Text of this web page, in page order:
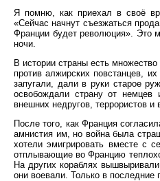
Я помню, как приехал в своё
«Сейчас начнут съезжаться
Франции будет революция». Это
ночи.
В истории страны есть
против алжирских повстанцев,
запугали, дали в руки старое
освобождали страну от
внешних недругов, террористов и
После того, как Франция
амнистия им, но война была
хотели эмигрировать вместе с
отплывающие во Францию
На других кораблях
они воевали. Только в последние